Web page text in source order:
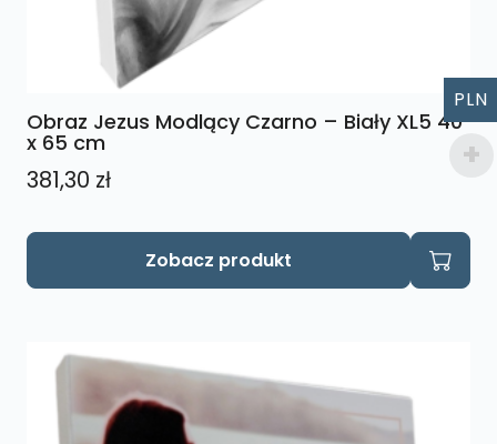
Obraz Jezus Modlący Czarno – Biały XL5 40
x 65 cm
381,30 zł
Zobacz produkt
PLN